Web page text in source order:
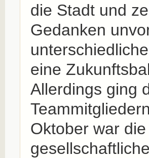
die Stadt und
Gedanken
eine
Allerdings ging
Oktober war